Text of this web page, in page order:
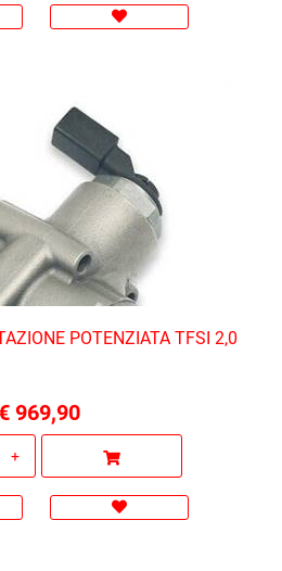
POTENZIATA TFSI 2,0
969,90